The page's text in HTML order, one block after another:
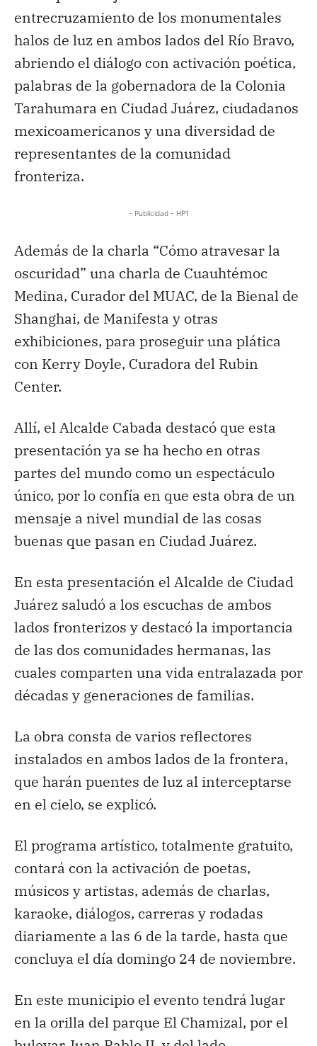
entrecruzamiento de los monumentales
halos de luz en ambos lados del Río Bravo,
abriendo el diálogo con activación poética,
palabras de la gobernadora de la Colonia
Tarahumara en Ciudad Juárez, ciudadanos
mexicoamericanos y una diversidad de
representantes de la comunidad
fronteriza.
- Publicidad - HP1
Además de la charla “Cómo atravesar la
oscuridad” una charla de Cuauhtémoc
Medina, Curador del MUAC, de la Bienal de
Shanghai, de Manifesta y otras
exhibiciones, para proseguir una plática
con Kerry Doyle, Curadora del Rubin
Center.
Allí, el Alcalde Cabada destacó que esta
presentación ya se ha hecho en otras
partes del mundo como un espectáculo
único, por lo confía en que esta obra de un
mensaje a nivel mundial de las cosas
buenas que pasan en Ciudad Juárez.
En esta presentación el Alcalde de Ciudad
Juárez saludó a los escuchas de ambos
lados fronterizos y destacó la importancia
de las dos comunidades hermanas, las
cuales comparten una vida entralazada por
décadas y generaciones de familias.
La obra consta de varios reflectores
instalados en ambos lados de la frontera,
que harán puentes de luz al interceptarse
en el cielo, se explicó.
El programa artístico, totalmente gratuito,
contará con la activación de poetas,
músicos y artistas, además de charlas,
karaoke, diálogos, carreras y rodadas
diariamente a las 6 de la tarde, hasta que
concluya el día domingo 24 de noviembre.
En este municipio el evento tendrá lugar
en la orilla del parque El Chamizal, por el